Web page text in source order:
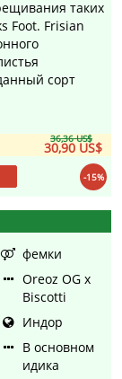
таких
Foot. Frisian
сорт
36,36 US$
30,90 US$
-15%
фемки
Oreoz OG x
Biscotti
Индор
В основном
идика